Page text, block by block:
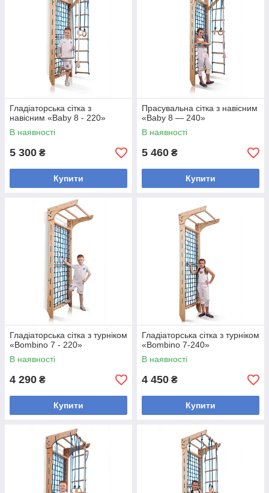
Гладіаторська сітка з
навісним «Baby 8 - 220»
В наявності
5 300 ₴
Купити
Прасувальна сітка з навісним
«Baby 8 — 240»
В наявності
5 460 ₴
Купити
Гладіаторська сітка з турніком
«Bombino 7 - 220»
В наявності
4 290 ₴
Купити
Гладіаторська сітка з турніком
«Bombino 7-240»
В наявності
4 450 ₴
Купити